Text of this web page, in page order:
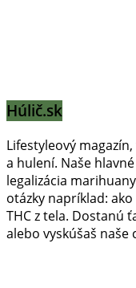
Húlič.sk
Lifestyleový
a hulení. Naše
legalizácia
otázky napríklad:
THC z tela. Dostanú
alebo vyskúšaš naše